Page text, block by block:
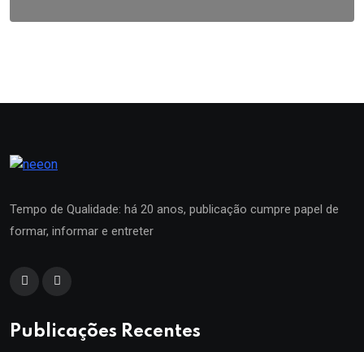
Tempo de Qualidade: há 20 anos, publicação cumpre papel de
formar, informar e entreter
Publicações Recentes